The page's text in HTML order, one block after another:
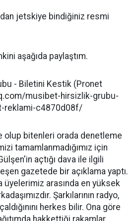
jetskiye bindiğiniz resmi
aşağıda paylaştım.
- Biletini Kestik (Pronet
musibet-hirsizlik-grubu-
reklami-c4870d08f/
olup bitenleri orada denetleme
tamamlanmadığımız için
açtığı dava ile ilgili
gazetede bir açıklama yaptı.
üyelerimiz arasında en yüksek
Şarkılarının radyo,
herkes bilir. Ona göre
hakkettiği rakamlar